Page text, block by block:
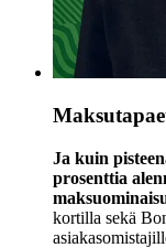
Ja kuin
prosenttia
kortilla sekä